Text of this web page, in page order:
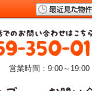
営業時間：9:00～19:00